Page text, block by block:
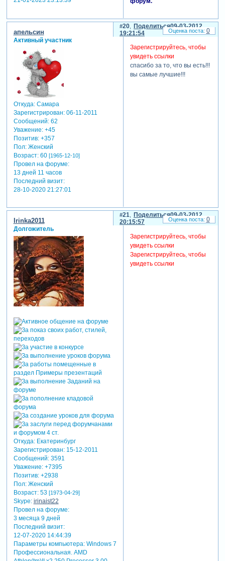
Поделиться
20
09-03-2012
19:21:54
апельсин
Активный участник
Откуда:Самара
Зарегистрирован: 06-11-2011
Сообщений:62
Уважение: +45
Позитив: +357
Пол:Женский
Возраст:60 [1965-12-10]
Провел на форуме:
13 дней 11 часов
Последний визит:
28-10-2020 21:27:01
Зарегистрируйтесь, чтобы
увидеть ссылки
спасибо за то, что вы есть!!!
вы самые лучшие!!!
0
Поделиться
21
09-03-2012
20:15:57
Irinka2011
Долгожитель
Откуда:Екатеринбург
Зарегистрирован: 15-12-2011
Сообщений:3591
Уважение: +7395
Позитив: +2938
Пол:Женский
Возраст:53 [1973-04-29]
Skype: irinaist22
Провел на форуме:
3 месяца 9 дней
Последний визит:
12-07-2020 14:44:39
Параметры компьютера:Windows 7
Профессиональная. AMD
Зарегистрируйтесь, чтобы
увидеть ссылки
Зарегистрируйтесь, чтобы
увидеть ссылки
0